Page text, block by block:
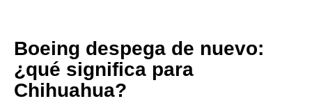
Boeing despega de nuevo:
¿qué significa para
Chihuahua?